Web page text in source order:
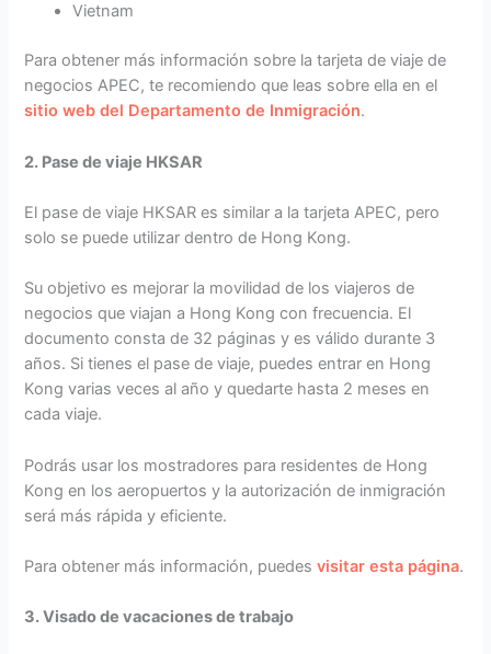
Vietnam
Para obtener más información sobre la tarjeta de viaje de
negocios APEC, te recomiendo que leas sobre ella en el
sitio web del Departamento de Inmigración.
2. Pase de viaje HKSAR
El pase de viaje HKSAR es similar a la tarjeta APEC, pero
solo se puede utilizar dentro de Hong Kong.
Su objetivo es mejorar la movilidad de los viajeros de
negocios que viajan a Hong Kong con frecuencia. El
documento consta de 32 páginas y es válido durante 3
años. Si tienes el pase de viaje, puedes entrar en Hong
Kong varias veces al año y quedarte hasta 2 meses en
cada viaje.
Podrás usar los mostradores para residentes de Hong
Kong en los aeropuertos y la autorización de inmigración
será más rápida y eficiente.
Para obtener más información, puedesvisitar esta página.
3. Visado de vacaciones de trabajo